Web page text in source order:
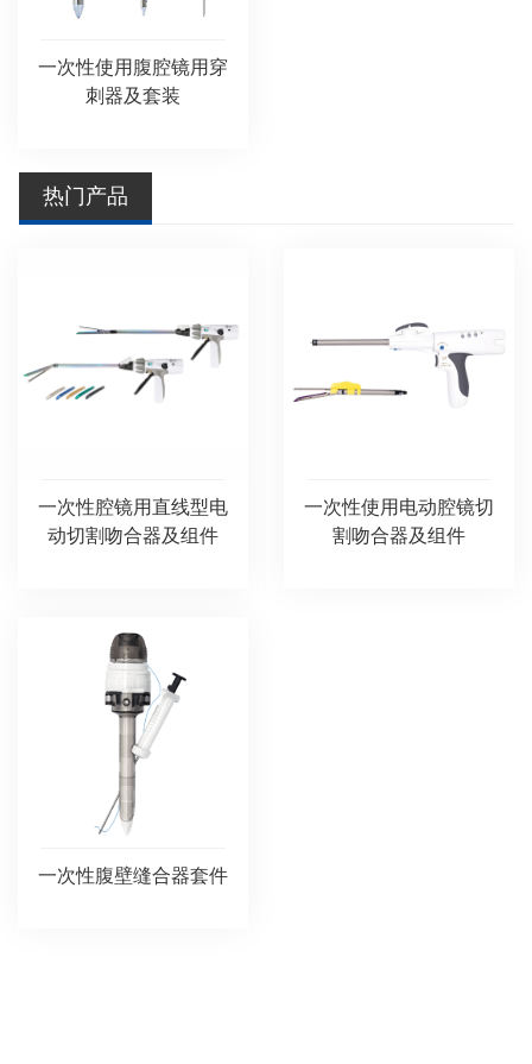
一次性使用腹腔镜用穿
刺器及套装
热门产品
一次性腔镜用直线型电
动切割吻合器及组件
一次性使用电动腔镜切
割吻合器及组件
一次性腹壁缝合器套件